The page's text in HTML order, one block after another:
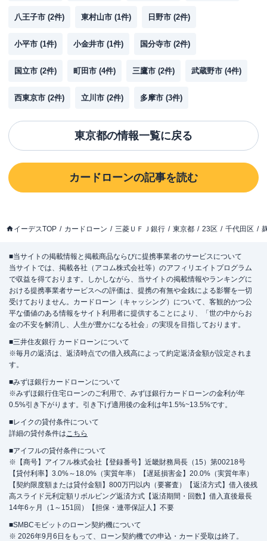
八王子市 (2件) 東村山市 (1件) 日野市 (2件)
小平市 (1件) 小金井市 (1件) 国分寺市 (2件)
国立市 (2件) 町田市 (4件) 三鷹市 (2件) 武蔵野市 (4件)
西東京市 (2件) 立川市 (2件) 多摩市 (3件)
東京都の情報一覧に戻る
カードローンの記事を読む
イーデスTOP カードローン 三菱ＵＦＪ銀行 東京都 23区 千代田区
■当サイトの掲載情報と掲載商品ならびに提携事業者のサービスについて
当サイトでは、掲載各社（アコム株式会社等）のアフィリエイトプログラム
で収益を得ております。しかしながら、当サイトの掲載情報やランキングに
おける提携事業者サービスへの評価は、提携の有無や金銭による影響を一切
受けておりません。カードローン（キャッシング）について、客観的かつ公
平な価値のある情報をサイト利用者に提供することにより、「世の中からお
金の不安を解消し、人生が豊かになる社会」の実現を目指しております。
■三井住友銀行 カードローンについて
※毎月の返済は、返済時点での借入残高によって約定返済金額が設定されま
す。
■みずほ銀行カードローンについて
※みずほ銀行住宅ローンのご利用で、みずほ銀行カードローンの金利が年
0.5%引き下がります。引き下げ適用後の金利は年1.5%~13.5%です。
■レイクの貸付条件について
詳細の貸付条件はこちら
■アイフルの貸付条件について
※【商号】アイフル株式会社【登録番号】近畿財務局長（15）第00218号
【貸付利率】3.0%～18.0%（実質年率）【遅延損害金】20.0%（実質年率）
【契約限度額または貸付金額】800万円以内（要審査）【返済方式】借入後残
高スライド元利定額リボルビング返済方式【返済期間・回数】借入直後最長
14年6ヶ月（1～151回）【担保・連帯保証人】不要
■SMBCモビットのローン契約機について
※ 2026年9月6日をもって、ローン契約機での申込・カード受取は終了。